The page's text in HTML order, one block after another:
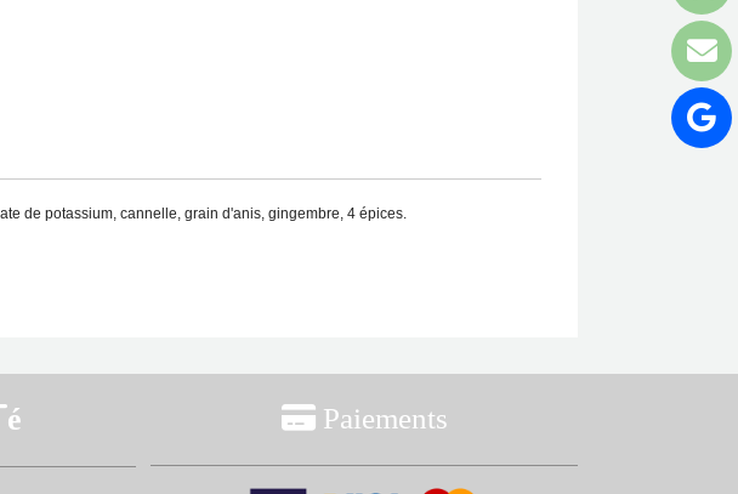
de potassium, cannelle, grain d'anis, gingembre, 4 épices.
 Paiements